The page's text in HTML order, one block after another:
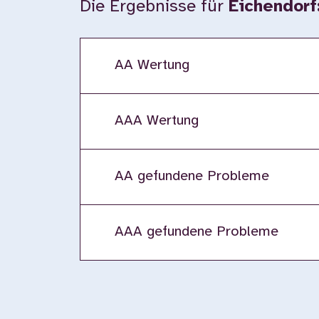
Die Ergebnisse für
AA Wertung
AAA Wertung
AA gefundene Probleme
AAA gefundene Probleme